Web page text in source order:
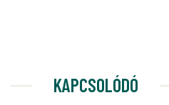
KAPCSOLÓDÓ